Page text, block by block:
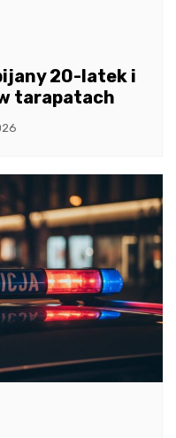
20-latek i
tarapatach